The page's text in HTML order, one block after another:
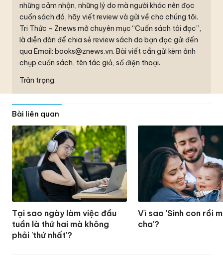
những cảm nhận, những lý do mà người khác nên đọc
cuốn sách đó, hãy viết review và gửi về cho chúng tôi.
Tri Thức - Znews mở chuyên mục “Cuốn sách tôi đọc”,
là diễn đàn để chia sẻ review sách do bạn đọc gửi đến
qua Email:books@znews.vn. Bài viết cần gửi kèm ảnh
chụp cuốn sách, tên tác giả, số điện thoại.
Trân trọng.
Bài liên quan
Tại sao ngày làm việc đầu
tuần là thứ hai mà không
phải 'thứ nhất'?
Vì sao 'Sinh con rồi
cha'?